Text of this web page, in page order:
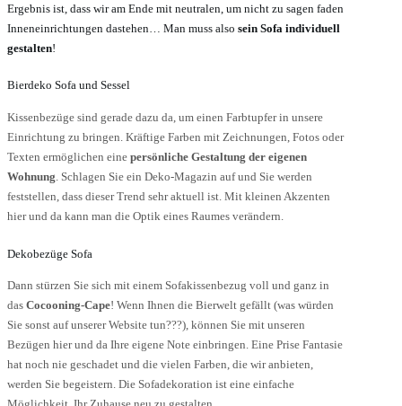
Ergebnis ist, dass wir am Ende mit neutralen, um nicht zu sagen faden
Inneneinrichtungen dastehen… Man muss also sein Sofa individuell
gestalten!
Bierdeko Sofa und Sessel
Kissenbezüge sind gerade dazu da, um einen Farbtupfer in unsere
Einrichtung zu bringen. Kräftige Farben mit Zeichnungen, Fotos oder
Texten ermöglichen eine persönliche Gestaltung der eigenen
Wohnung. Schlagen Sie ein Deko-Magazin auf und Sie werden
feststellen, dass dieser Trend sehr aktuell ist. Mit kleinen Akzenten
hier und da kann man die Optik eines Raumes verändern.
Dekobezüge Sofa
Dann stürzen Sie sich mit einem Sofakissenbezug voll und ganz in
das Cocooning-Cape! Wenn Ihnen die Bierwelt gefällt (was würden
Sie sonst auf unserer Website tun???), können Sie mit unseren
Bezügen hier und da Ihre eigene Note einbringen. Eine Prise Fantasie
hat noch nie geschadet und die vielen Farben, die wir anbieten,
werden Sie begeistern. Die Sofadekoration ist eine einfache